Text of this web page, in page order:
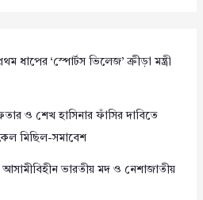
ধাপের ‘স্পোর্টস ভিলেজ’ ক্রীড়া মন্ত্রী
ও শেখ হাসিনার ফাঁসির দাবিতে
মিছিল-সমাবেশ
ভারতীয় মদ ও নেশাজাতীয়